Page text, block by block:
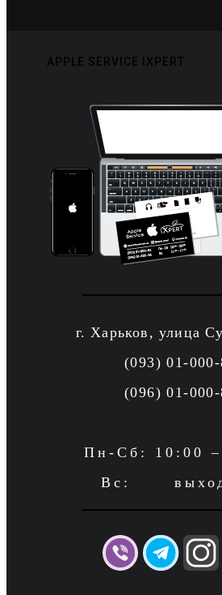
APPLE SERVICE IXPERT
г. Харьков, улица
(093) 01-000-
(096) 01-000-
Пн-Сб: 10:00 –
Вс: